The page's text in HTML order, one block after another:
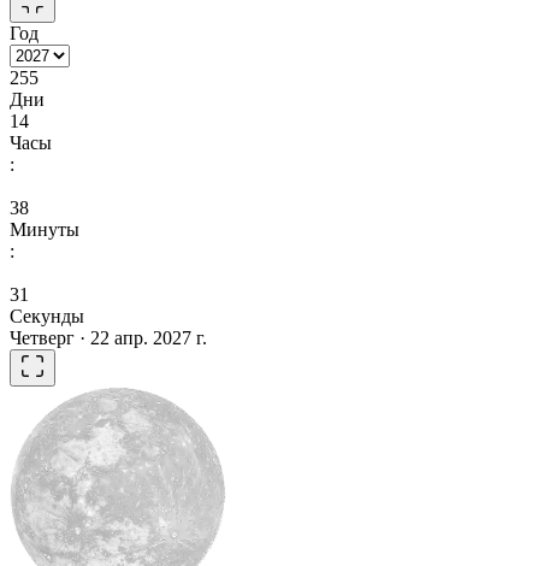
Год
255
Дни
14
Часы
:
38
Минуты
:
30
Секунды
Четверг · 22 апр. 2027 г.